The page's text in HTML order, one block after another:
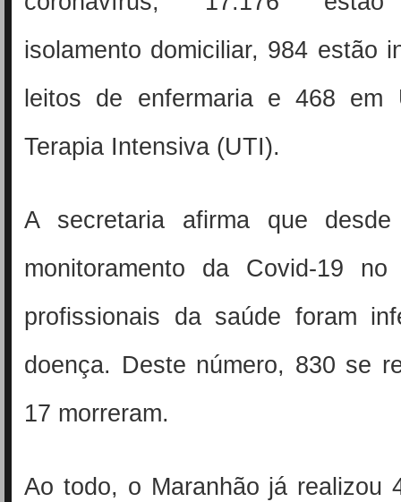
isolamento domiciliar, 984 estão
leitos de enfermaria e 468 em
Terapia Intensiva (UTI).
A secretaria afirma que
monitoramento da Covid-19
profissionais da saúde foram
doença. Deste número, 830 se
17 morreram.
Ao todo, o Maranhão já realizou